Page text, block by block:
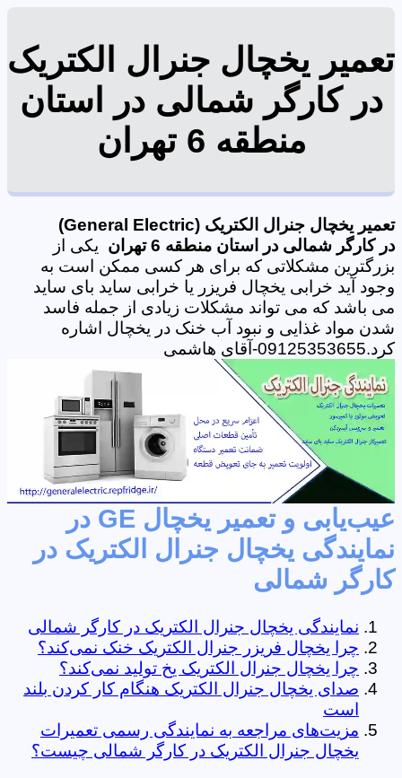
تعمیر یخچال جنرال الکتریک
در کارگر شمالی در استان
منطقه 6 تهران
تعمیر یخچال جنرال الکتریک (General Electric)
در کارگر شمالی در استان منطقه 6 تهران
یکی از
بزرگترین مشکلاتی که برای هر کسی ممکن است به
وجود آید خرابی یخچال فریزر یا خرابی ساید بای ساید
می باشد که می تواند مشکلات زیادی از جمله فاسد
شدن مواد غذایی و نبود آب خنک در یخچال اشاره
کرد.09125353655-آقای هاشمی
عیب‌یابی و تعمیر یخچال GE در
نمایندگی یخچال جنرال الکتریک در
کارگر شمالی
نمایندگی یخچال جنرال الکتریک در کارگر شمالی
چرا یخچال فریزر جنرال الکتریک خنک نمی‌کند؟
چرا یخچال جنرال الکتریک یخ تولید نمی‌کند؟
صدای یخچال جنرال الکتریک هنگام کار کردن بلند
است
مزیت‌های مراجعه به نمایندگی رسمی تعمیرات
یخچال جنرال الکتریک در کارگر شمالی چیست؟